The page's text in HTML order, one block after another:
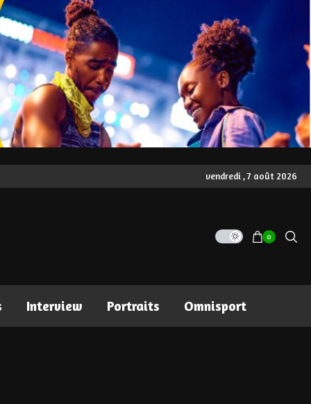
vendredi , 7 août 2026
0
Interview Portraits Omnisport